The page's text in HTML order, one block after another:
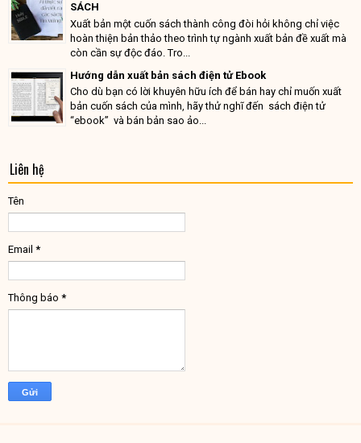
SÁCH
Xuất bản một cuốn sách thành công đòi hỏi không chỉ việc
hoàn thiện bản thảo theo trình tự ngành xuất bản đề xuất mà
còn cần sự độc đáo. Tro...
Hướng dẫn xuất bản sách điện tử Ebook
Cho dù bạn có lời khuyên hữu ích để bán hay chỉ muốn xuất
bản cuốn sách của mình, hãy thử nghĩ đến sách điện tử
“ebook” và bán bản sao ảo...
Liên hệ
Tên
Email *
Thông báo *